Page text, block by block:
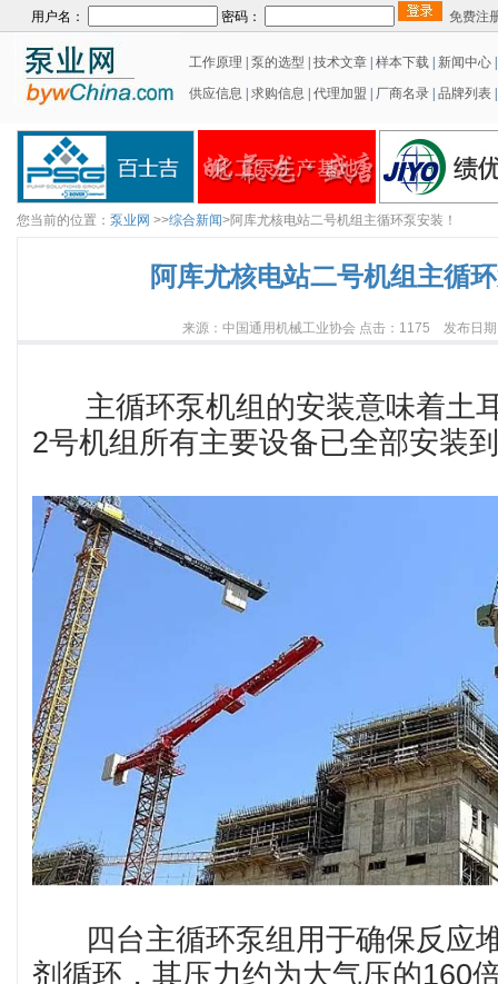
用户名： 密码： 免费注
工作原理 泵的选型 技术文章 样本下载 新闻中心
供应信息
求购信息 代理加盟 厂商名录 品牌列表
您当前的位置： 泵业网 >>综合新闻>阿库尤核电站二号机组主循环泵安装！
阿库尤核电站二号机组主循
来源：中国通用机械工业协会 点击：1175 发布日
主循环泵机组的安装意味着土
2号机组所有主要设备已全部安装
四台主循环泵组用于确保反应
剂循环，其压力约为大气压的160